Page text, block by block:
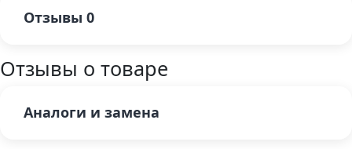
Отзывы 0
Отзывы о товаре
Аналоги и замена